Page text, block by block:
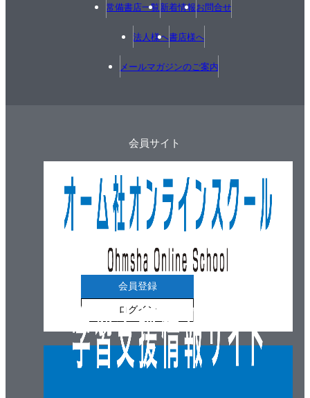
常備書店一覧新着情報お問合せ
法人様へ書店様へ
メールマガジンのご案内
会員サイト
会員登録
ログイン